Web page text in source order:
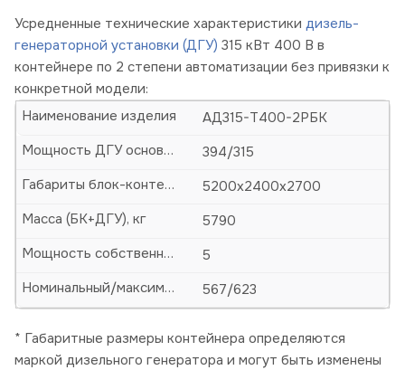
Усредненные технические характеристики дизель-
генераторной установки (ДГУ) 315 кВт 400 В в
контейнере по 2 степени автоматизации без привязки к
конкретной модели:
АД315-Т400-2РБК
Наименование изделия
394/315
Мощность ДГУ основная (кВА/кВт)
5200х2400х2700
Габариты блок-контейнера (БК)-ДхШхВ, мм
5790
Масса (БК+ДГУ), кг
5
Мощность собственных нужд, кВт
567/623
Номинальный/максимальный ток, А
* Габаритные размеры контейнера определяются
маркой дизельного генератора и могут быть изменены